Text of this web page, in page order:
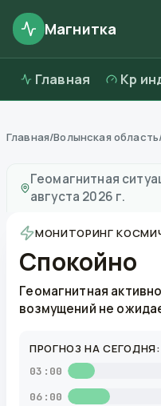
Магнитка
Главная Kp
Главная/Волынская область
Геомагнитная
августа 2026 г.
МОНИТОРИНГ
Спокойно
Геомагнитная
возмущений не
ПРОГНОЗ НА СЕГОДНЯ:
03:00
06:00